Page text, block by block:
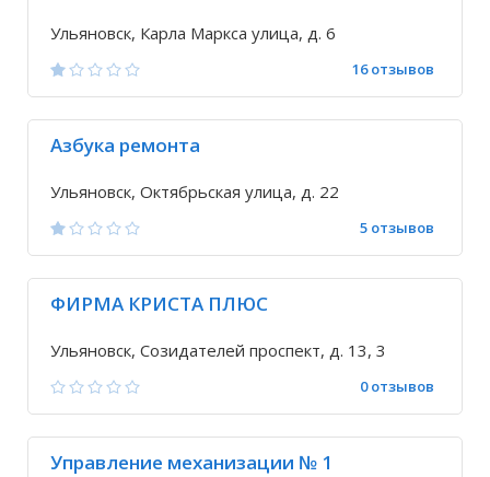
Ульяновск, Карла Маркса улица, д. 6
16 отзывов
Азбука ремонта
Ульяновск, Октябрьская улица, д. 22
5 отзывов
ФИРМА КРИСТА ПЛЮС
Ульяновск, Созидателей проспект, д. 13, 3
0 отзывов
Управление механизации № 1